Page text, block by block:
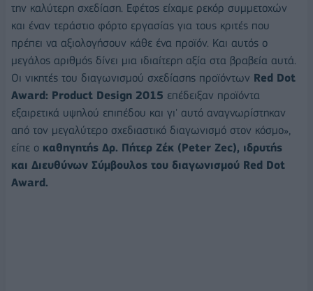
την καλύτερη σχεδίαση. Εφέτος είχαμε ρεκόρ συμμετοχών
και έναν τεράστιο φόρτο εργασίας για τους κριτές που
πρέπει να αξιολογήσουν κάθε ένα προϊόν. Και αυτός ο
μεγάλος αριθμός δίνει μια ιδιαίτερη αξία στα βραβεία αυτά.
Οι νικητές του διαγωνισμού σχεδίασης προϊόντων Red Dot
Award: Product Design 2015 επέδειξαν προϊόντα
εξαιρετικά υψηλού επιπέδου και γι' αυτό αναγνωρίστηκαν
από τον μεγαλύτερο σχεδιαστικό διαγωνισμό στον κόσμο»,
είπε ο καθηγητής Δρ. Πήτερ Ζέκ (Peter Zec), ιδρυτής
και Διευθύνων Σύμβουλος του διαγωνισμού Red Dot
Award.